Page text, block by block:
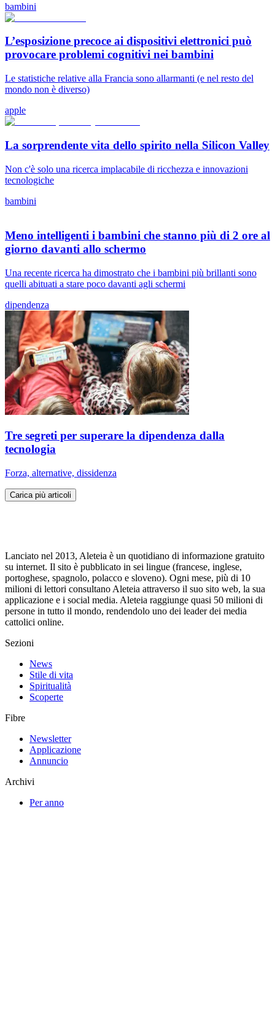
bambini
L’esposizione precoce ai dispositivi elettronici può
provocare problemi cognitivi nei bambini
Le statistiche relative alla Francia sono allarmanti (e nel resto del
mondo non è diverso)
apple
La sorprendente vita dello spirito nella Silicon Valley
Non c'è solo una ricerca implacabile di ricchezza e innovazioni
tecnologiche
bambini
Meno intelligenti i bambini che stanno più di 2 ore al
giorno davanti allo schermo
Una recente ricerca ha dimostrato che i bambini più brillanti sono
quelli abituati a stare poco davanti agli schermi
dipendenza
Tre segreti per superare la dipendenza dalla
tecnologia
Forza, alternative, dissidenza
Carica più articoli
Lanciato nel 2013, Aleteia è un quotidiano di informazione gratuito
su internet. Il sito è pubblicato in sei lingue (francese, inglese,
portoghese, spagnolo, polacco e sloveno). Ogni mese, più di 10
milioni di lettori consultano Aleteia attraverso il suo sito web, la sua
applicazione e i social media. Aleteia raggiunge quasi 50 milioni di
persone in tutto il mondo, rendendolo uno dei leader dei media
cattolici online.
Sezioni
News
Stile di vita
Spiritualità
Scoperte
Fibre
Newsletter
Applicazione
Annuncio
Archivi
Per anno